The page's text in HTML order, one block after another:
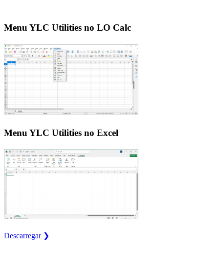
Menu YLC Utilities no LO Calc
Menu YLC Utilities no Excel
Descarregar ❯